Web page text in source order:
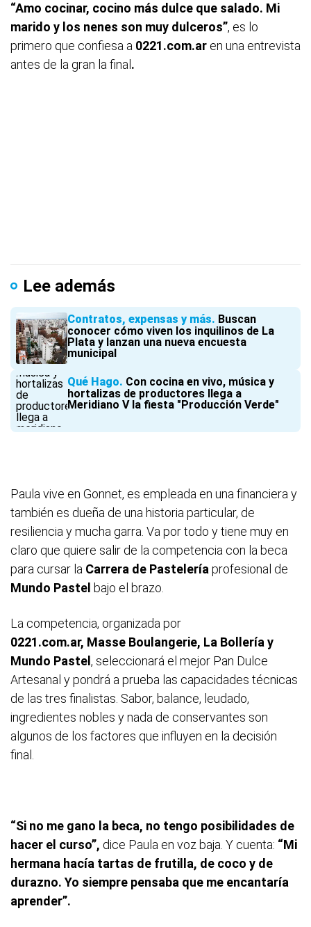
“Amo cocinar, cocino más dulce que salado. Mi
marido y los nenes son muy dulceros”, es lo
primero que confiesa a 0221.com.ar en una entrevista
antes de la gran la final .
Lee además
Contratos, expensas y más Buscan
conocer cómo viven los inquilinos de La
Plata y lanzan una nueva encuesta
municipal
Qué Hago Con cocina en vivo, música y
hortalizas de productores llega a
Meridiano V la fiesta "Producción Verde"
Paula vive en Gonnet, es empleada en una financiera y
también es dueña de una historia particular, de
resiliencia y mucha garra. Va por todo y tiene muy en
claro que quiere salir de la competencia con la beca
para cursar la Carrera de Pastelería profesional de
Mundo Pastel bajo el brazo.
La competencia, organizada por
0221.com.ar, Masse Boulangerie, La Bollería y
Mundo Pastel , seleccionará el mejor Pan Dulce
Artesanal y pondrá a prueba las capacidades técnicas
de las tres finalistas. Sabor, balance, leudado,
ingredientes nobles y nada de conservantes son
algunos de los factores que influyen en la decisión
final.
“Si no me gano la beca, no tengo posibilidades de
hacer el curso”, dice Paula en voz baja. Y cuenta: “Mi
hermana hacía tartas de frutilla, de coco y de
durazno. Yo siempre pensaba que me encantaría
aprender”.